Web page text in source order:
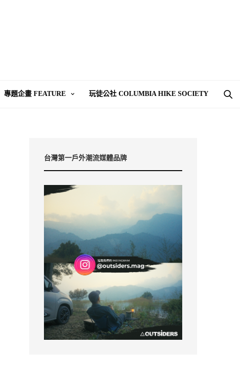
專題企畫 FEATURE 玩徒公社 COLUMBIA HIKE SOCIETY
台灣第一戶外潮流媒體品牌